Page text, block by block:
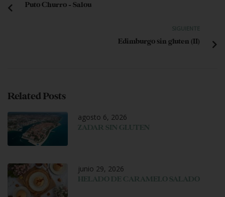
Puto Churro – Salou
SIGUIENTE
Edimburgo sin gluten (II)
Related Posts
agosto 6, 2026
ZADAR SIN GLUTEN
junio 29, 2026
HELADO DE CARAMELO SALADO